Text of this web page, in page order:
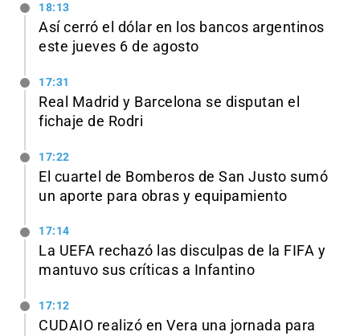
18:13
Así cerró el dólar en los bancos argentinos
este jueves 6 de agosto
17:31
Real Madrid y Barcelona se disputan el
fichaje de Rodri
17:22
El cuartel de Bomberos de San Justo sumó
un aporte para obras y equipamiento
17:14
La UEFA rechazó las disculpas de la FIFA y
mantuvo sus críticas a Infantino
17:12
CUDAIO realizó en Vera una jornada para